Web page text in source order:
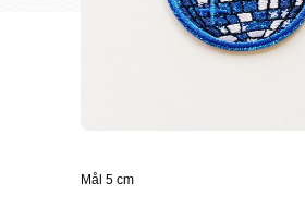
Mål 5 cm